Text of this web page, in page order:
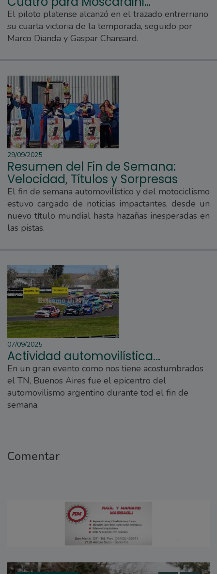
El piloto platense alcanzó en el trazado entrerriano
su cuarta victoria de la temporada, seguido por
Marco Dianda y Gaspar Chansard.
29/09/2025
Resumen del Fin de Semana:
Velocidad, Títulos y Sorpresas
El fin de semana automovilístico y del motociclismo
estuvo cargado de noticias impactantes, desde un
nuevo título mundial hasta hazañas inesperadas en
las pistas.
07/09/2025
Actividad automovilística...
En un gran evento como nos tiene acostumbrados
el TN, Buenos Aires fue el epicentro del
automovilismo argentino durante tod el fin de
semana.
Comentar